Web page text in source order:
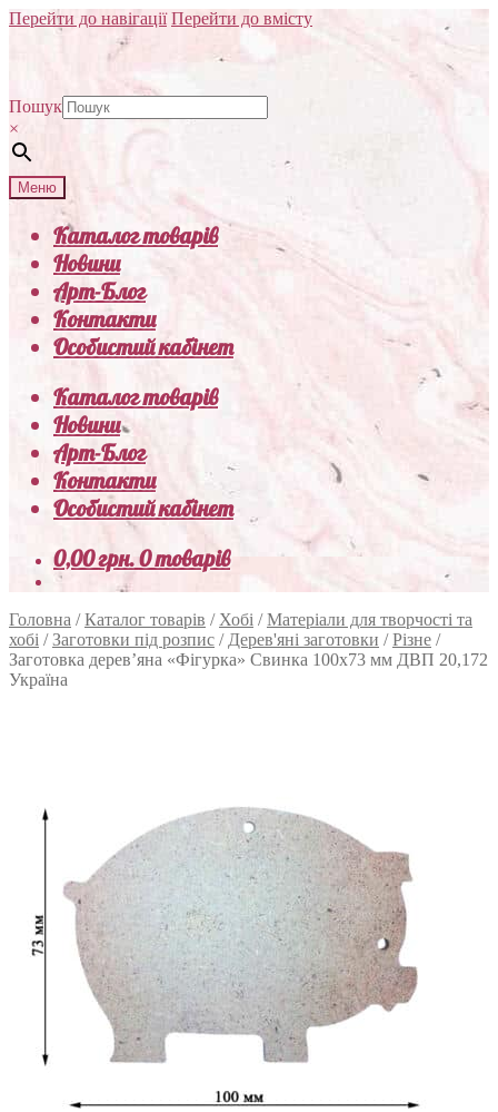
Перейти до навігації Перейти до вмісту
Пошук
×
Меню
Каталог товарів
Новини
Арт-Блог
Контакти
Особистий кабінет
Каталог товарів
Новини
Арт-Блог
Контакти
Особистий кабінет
0,00грн.0 товарів
Головна /Каталог товарів / Хобі /Матеріали для творчості та
хобі /Заготовки під розпис / Дерев'яні заготовки /Різне /
Заготовка дерев’яна «Фігурка» Свинка 100х73 мм ДВП 20,172
Україна